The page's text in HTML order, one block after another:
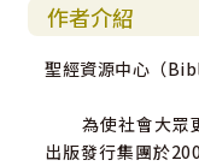
作者介紹
聖經資源中心（
為使社會大眾更
出版發行集團於